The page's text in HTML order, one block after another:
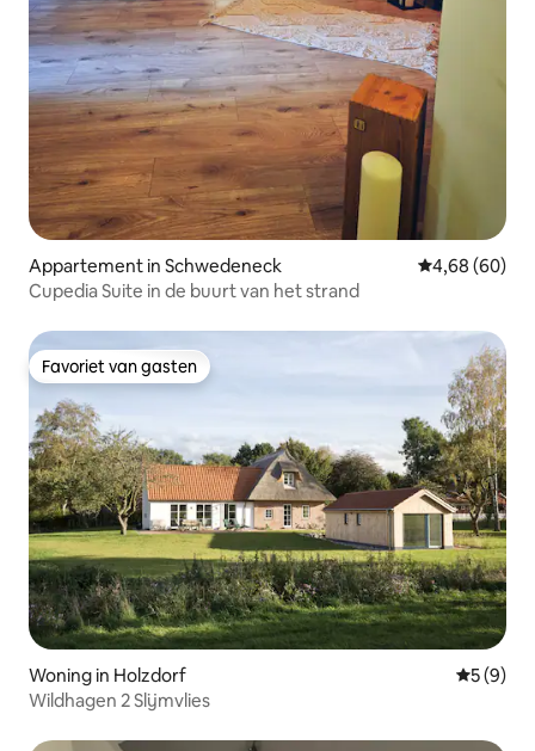
Appartement in Schwedeneck Gemiddelde
4,68 (60)
Cupedia Suite in de buurt van het strand
Favoriet van gasten
Favoriet van gasten
Woning in Holzdorf
5 (9)
Wildhagen 2 Slijmvlies